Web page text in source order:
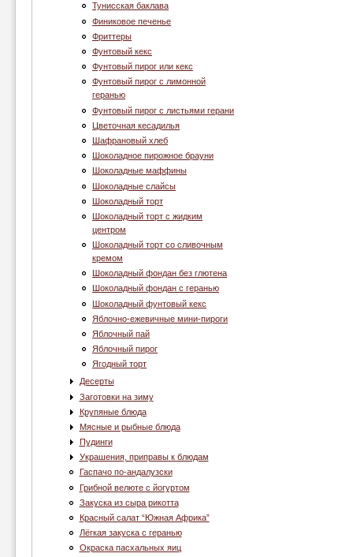
Тунисская баклава
Финиковое печенье
Фриттеры
Фунтовый кекс
Фунтовый пирог или кекс
Фунтовый пирог с лимонной
геранью
Фунтовый пирог с листьями герани
Цветочная кесадилья
Шафрановый хлеб
Шоколадное пирожное брауни
Шоколадные маффины
Шоколадные слайсы
Шоколадный торт
Шоколадный торт с жидким
центром
Шоколадный торт со сливочным
кремом
Шоколадный фондан без глютена
Шоколадный фондан с геранью
Шоколадный фунтовый кекс
Яблочно-ежевичные мини-пироги
Яблочный пай
Яблочный пирог
Ягодный торт
Десерты
Заготовки на зиму
Крупяные блюда
Мясные и рыбные блюда
Пудинги
Украшения, приправы к блюдам
Гаспачо по-андалузски
Грибной велюте с йогуртом
Закуска из сыра рикотта
Красный салат “Южная Африка”
Лёгкая закуска с геранью
Окраска пасхальных яиц